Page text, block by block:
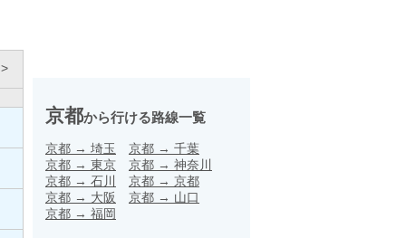
京都から行ける路線一覧
京都 → 埼玉 京都 → 千葉
京都 → 東京 京都 → 神奈川
京都 → 石川 京都 → 京都
京都 → 大阪 京都 → 山口
京都 → 福岡